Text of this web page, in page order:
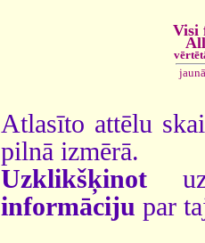
Visi
Atlasīto attēlu
pilnā izmērā.
Uzklikšķinot
informāciju par